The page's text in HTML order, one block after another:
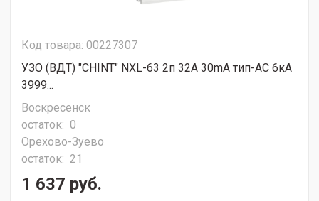
Код товара: 00227307
УЗО (ВДТ) "CHINT" NXL-63 2п 32A 30mA тип-АС 6кА
3999...
Воскресенск
остаток: 0
Орехово-Зуево
остаток: 21
1 637 руб.